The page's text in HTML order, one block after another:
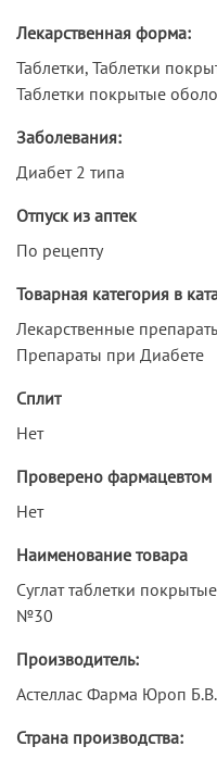
Лекарственная форма:
Таблетки, Таблетки
Таблетки покрытые
Заболевания:
Диабет 2 типа
Отпуск из аптек
По рецепту
Товарная категория в
Лекарственные
Препараты при Диабете
Сплит
Нет
Проверено фармацевтом
Нет
Наименование товара
Суглат таблетки
№30
Производитель:
Астеллас Фарма Юроп Б.В.
Страна производства: